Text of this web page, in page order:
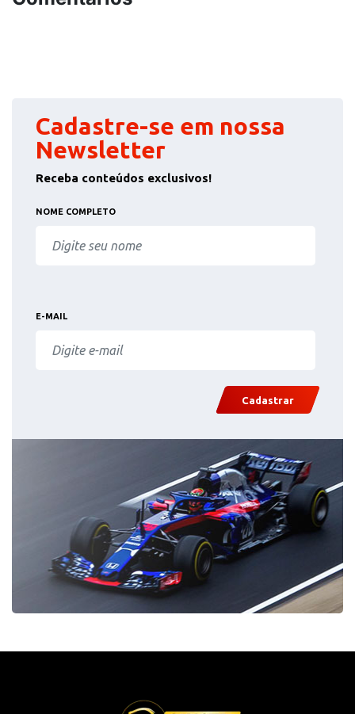
Cadastre-se em nossa
Newsletter
Receba conteúdos exclusivos!
NOME COMPLETO
E-MAIL
Cadastrar